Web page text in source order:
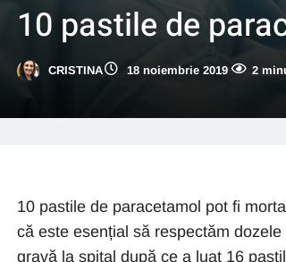
10 pastile de
CRISTINA 18 noiembrie 2019 2
10 pastile de paracetamol pot fi
că este esențial să respectăm
gravă la spital după ce a luat 16